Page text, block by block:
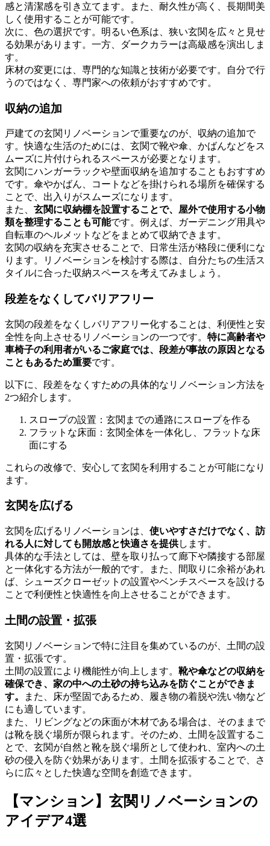
感と清潔感を引き立てます。また、耐久性が高く、長期間美
しく使用することが可能です。
次に、色の選択です。明るい色系は、狭い玄関を広々と見せ
る効果があります。一方、ダークカラーは高級感を演出しま
す。
床材の変更には、専門的な知識と技術が必要です。自分で行
うのではなく、専門家への依頼がおすすめです。
収納の追加
戸建ての玄関リノベーションで重要なのが、収納の追加で
す。快適な生活のためには、玄関で靴や傘、かばんなどをス
ムーズに片付けられるスペースが必要となります。
玄関にハンガーラックや壁面収納を追加することもおすすめ
です。傘やかばん、コートなどを掛けられる場所を確保する
ことで、出入りがスムーズになります。
また、 玄関に収納棚を設置することで、屋外で使用する小物
類を整理することも可能です。例えば、ガーデニング用具や
自転車のヘルメットなどをまとめて収納できます。
玄関の収納を充実させることで、日常生活が格段に便利にな
ります。リノベーションを検討する際は、自分たちの生活ス
タイルに合った収納スペースを考えてみましょう。
段差をなくしてバリアフリー
玄関の段差をなくしバリアフリー化することは、利便性と安
全性を向上させるリノベーションの一つです。 特に高齢者や
車椅子の利用者がいるご家庭では、段差が事故の原因となる
こともあるため重要です。
以下に、段差をなくすための具体的なリノベーション方法を
2つ紹介します。
スロープの設置：玄関までの通路にスロープを作る
フラットな床面：玄関全体を一体化し、フラットな床
面にする
これらの改修で、安心して玄関を利用することが可能になり
ます。
玄関を広げる
玄関を広げるリノベーションは、 使いやすさだけでなく、訪
れる人に対しても開放感と快適さを提供します。
具体的な手法としては、壁を取り払って廊下や隣接する部屋
と一体化する方法が一般的です。また、間取りに余裕があれ
ば、シューズクローゼットの設置やベンチスペースを設ける
ことで利便性と快適性を向上させることができます。
土間の設置・拡張
玄関リノベーションで特に注目を集めているのが、土間の設
置・拡張です。
土間の設置により機能性が向上します。 靴や傘などの収納を
確保でき、家の中への土砂の持ち込みを防ぐことができま
す。
また、床が堅固であるため、履き物の着脱や洗い物など
にも適しています。
また、リビングなどの床面が木材である場合は、そのままで
は靴を脱ぐ場所が限られます。そのため、土間を設置するこ
とで、玄関が自然と靴を脱ぐ場所として使われ、室内への土
砂の侵入を防ぐ効果があります。土間を拡張することで、さ
らに広々とした快適な空間を創造できます。
【マンション】玄関リノベーションの
アイデア4選